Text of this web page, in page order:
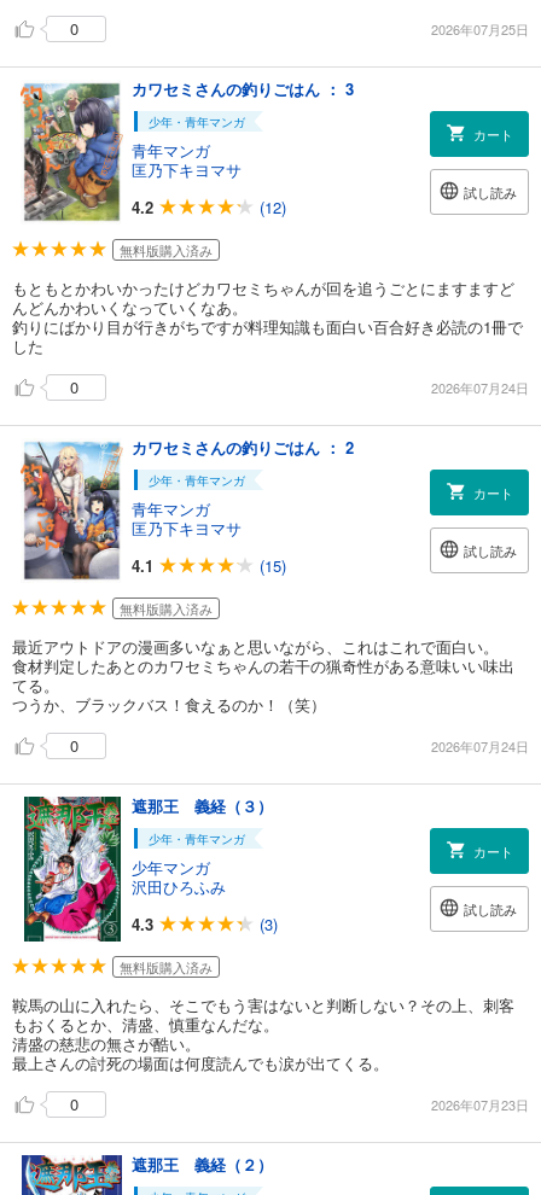
0
2026年07月25日
カワセミさんの釣りごはん ： 3
少年・青年マンガ
青年マンガ
匡乃下キヨマサ
4.2
(12)
カート
試し読み
無料版購入済み
もともとかわいかったけどカワセミちゃんが回を追うごとにますますど
んどんかわいくなっていくなあ。
釣りにばかり目が行きがちですが料理知識も面白い百合好き必読の1冊で
した
0
2026年07月24日
カワセミさんの釣りごはん ： 2
少年・青年マンガ
青年マンガ
匡乃下キヨマサ
4.1
(15)
カート
試し読み
無料版購入済み
最近アウトドアの漫画多いなぁと思いながら、これはこれで面白い。
食材判定したあとのカワセミちゃんの若干の猟奇性がある意味いい味出
てる。
つうか、ブラックバス！食えるのか！（笑）
0
2026年07月24日
遮那王 義経（３）
少年・青年マンガ
少年マンガ
沢田ひろふみ
4.3
(3)
カート
試し読み
無料版購入済み
鞍馬の山に入れたら、そこでもう害はないと判断しない？その上、刺客
もおくるとか、清盛、慎重なんだな。
清盛の慈悲の無さが酷い。
最上さんの討死の場面は何度読んでも涙が出てくる。
0
2026年07月23日
遮那王 義経（２）